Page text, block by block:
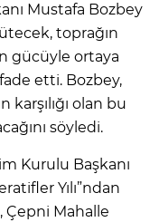
Mustafa Bozbey
toprağın
gücüyle ortaya
etti. Bozbey,
olan bu
söyledi.
Kurulu Başkanı
Yılı”ndan
Mahalle